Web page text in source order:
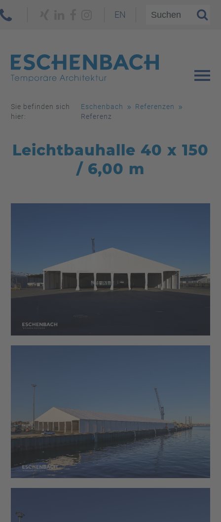
EN
Sie befinden sich
hier:
Eschenbach
Referenzen
Referenz
Leichtbauhalle 40 x 150
/ 6,00 m